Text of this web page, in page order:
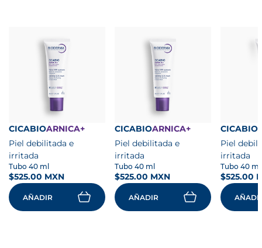
CICABIOARNICA+
Piel debilitada e
irritada
Tubo 40 ml
$525.00 MXN
AÑADIR
CICABIOARNICA+
Piel debilitada e
irritada
Tubo 40 ml
$525.00 MXN
AÑADIR
CICABIO
Piel
irritada
Tubo 40 ml
$525.00